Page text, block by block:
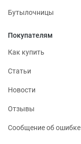
Бутылочницы
Покупателям
Как купить
Статьи
Новости
Отзывы
Сообщение об ошибке